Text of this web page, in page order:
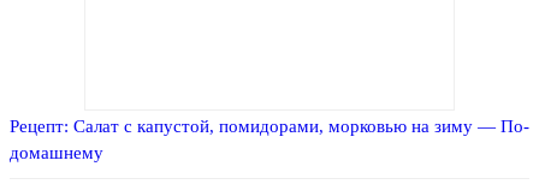
Рецепт: Салат с капустой, помидорами, морковью на зиму — По-
домашнему